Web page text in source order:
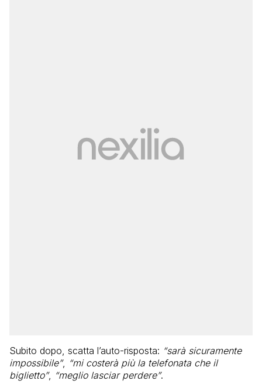
Subito dopo, scatta l’auto-risposta: “sarà sicuramente
impossibile”, “mi costerà più la telefonata che il
biglietto”, “meglio lasciar perdere”.